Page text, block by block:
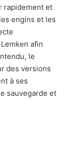
rapidement et
engins et les
afin
le
des versions
à ses
sauvegarde et